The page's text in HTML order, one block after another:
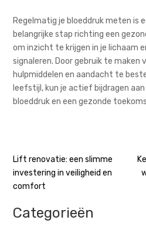
Regelmatig je bloeddruk meten is
belangrijke stap richting een
om inzicht te krijgen in je lichaam
signaleren. Door gebruik te maken
hulpmiddelen en aandacht te
leefstijl, kun je actief bijdragen
bloeddruk en een gezonde
Bericht
navigatie
Lift renovatie: een slimme
investering in veiligheid en
comfort
Categorieën